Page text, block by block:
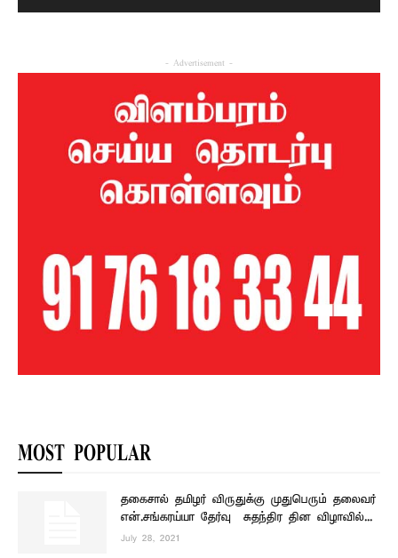
- Advertisement -
MOST POPULAR
தகைசால் தமிழர் விருதுக்கு முதுபெரும் தலைவர்
என்.சங்கரய்யா தேர்வு – சுதந்திர தின விழாவில்...
July 28, 2021